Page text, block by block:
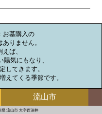
お墓購入の
りません。
ば、
気にもなり、
してきます。
えてくる季節です。
流山市
県 流山市 大字西深井